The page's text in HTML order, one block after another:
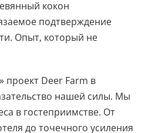
кокон
подтверждение
Опыт, который не
проект Deer Farm в
нашей силы. Мы
в гостеприимстве. От
до точечного усиления